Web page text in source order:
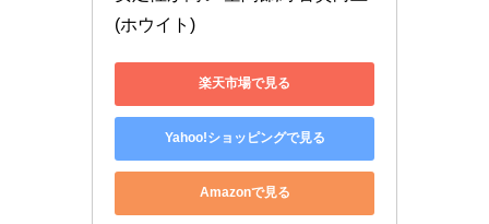
(ホウイト)
楽天市場で見る
Yahoo!ショッピングで見る
Amazonで見る